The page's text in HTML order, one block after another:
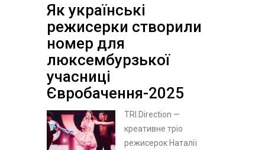
Як українські
режисерки створили
номер для
люксембурзької
учасниці
Євробачення-2025
TRI.Direction —
креативне тріо
режисерок Наталії